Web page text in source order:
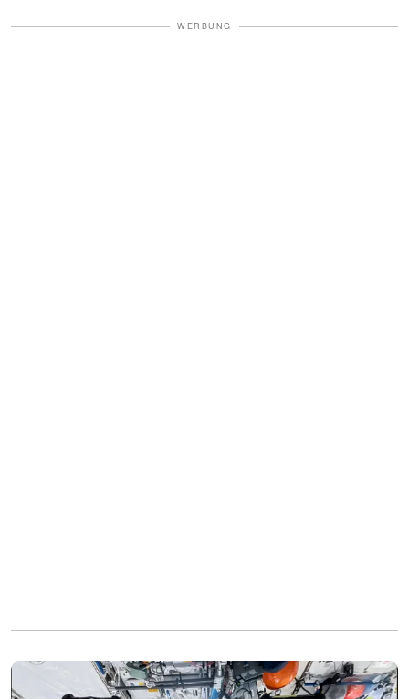
WERBUNG